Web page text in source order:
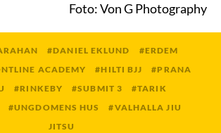
Foto: Von G Photography
DANIEL EKLUND
ERDEM
ACADEMY HILTI BJJ
PRANA
RINKEBY SUBMIT 3
TARIK
UNGDOMENS HUS
VALHALLA JIU
JITSU